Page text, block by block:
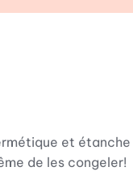
et
de les congeler!